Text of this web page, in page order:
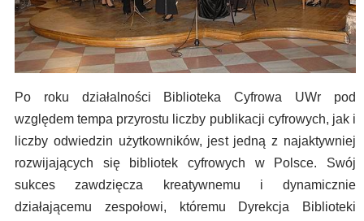
Po roku działalności Biblioteka Cyfrowa UWr pod
względem tempa przyrostu liczby publikacji cyfrowych, jak i
liczby odwiedzin użytkowników, jest jedną z najaktywniej
rozwijających się bibliotek cyfrowych w Polsce. Swój
sukces zawdzięcza kreatywnemu i dynamicznie
działającemu zespołowi, któremu Dyrekcja Biblioteki